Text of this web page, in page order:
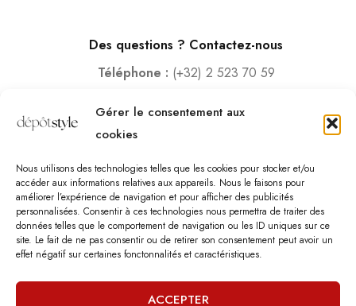
Gérer le consentement aux
cookies
Nous utilisons des technologies telles que les cookies pour stocker et/ou
accéder aux informations relatives aux appareils. Nous le faisons pour
améliorer l’expérience de navigation et pour afficher des publicités
personnalisées. Consentir à ces technologies nous permettra de traiter des
données telles que le comportement de navigation ou les ID uniques sur ce
site. Le fait de ne pas consentir ou de retirer son consentement peut avoir un
effet négatif sur certaines fonctonnalités et caractéristiques.
ACCEPTER
Des questions ? Contactez-nous
Téléphone : (+32) 2 523 70 59
Adresse : Rue des Deux Gares 6, 1070 Bruxelles
Lundi – Samedi :10:00 – 18:30
Vendredi :10:00-13:00 – 15:00 -18:30
Dimanche :12:00-18:00
Nous sommes fermés les jours fériés.